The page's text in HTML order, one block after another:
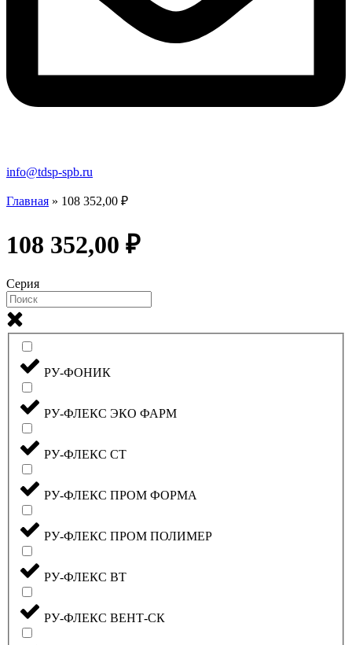
info@tdsp-spb.ru
Главная » 108 352,00 ₽
108 352,00 ₽
Серия
РУ-ФОНИК
РУ-ФЛЕКС ЭКО ФАРМ
РУ-ФЛЕКС СТ
РУ-ФЛЕКС ПРОМ ФОРМА
РУ-ФЛЕКС ПРОМ ПОЛИМЕР
РУ-ФЛЕКС ВТ
РУ-ФЛЕКС ВЕНТ-СК